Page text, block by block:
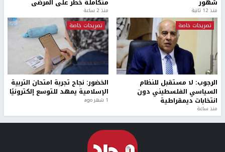
شهور
منذ 12 ثانية
متكاملة خطر على المرضى
منذ 2 ساعة
تصريحات خاصة
الرجوب: لا مستقبل للنظام
السياسي الفلسطيني دون
انتخابات ديمقراطية
منذ ساعة
تصريحات خاصة
الخضور: نجاح تجربة امتحان التربية
الإسلامية يمهد للتوسع إلكترونيًا
1 شهر ago